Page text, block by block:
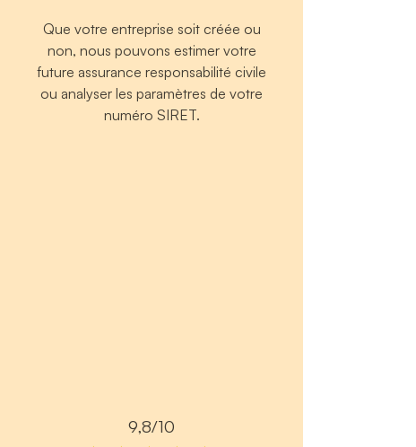
Que votre entreprise soit créée ou
non, nous pouvons estimer votre
future assurance responsabilité civile
ou analyser les paramètres de votre
numéro SIRET.
9,8/10